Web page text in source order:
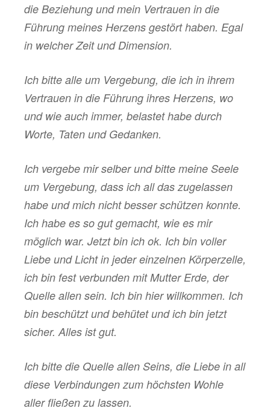
die Beziehung und mein Vertrauen in die
Führung meines Herzens gestört haben. Egal
in welcher Zeit und Dimension.
Ich bitte alle um Vergebung, die ich in ihrem
Vertrauen in die Führung ihres Herzens, wo
und wie auch immer, belastet habe durch
Worte, Taten und Gedanken.
Ich vergebe mir selber und bitte meine Seele
um Vergebung, dass ich all das zugelassen
habe und mich nicht besser schützen konnte.
Ich habe es so gut gemacht, wie es mir
möglich war. Jetzt bin ich ok. Ich bin voller
Liebe und Licht in jeder einzelnen Körperzelle,
ich bin fest verbunden mit Mutter Erde, der
Quelle allen sein. Ich bin hier willkommen. Ich
bin beschützt und behütet und ich bin jetzt
sicher. Alles ist gut.
Ich bitte die Quelle allen Seins, die Liebe in all
diese Verbindungen zum höchsten Wohle
aller fließen zu lassen.